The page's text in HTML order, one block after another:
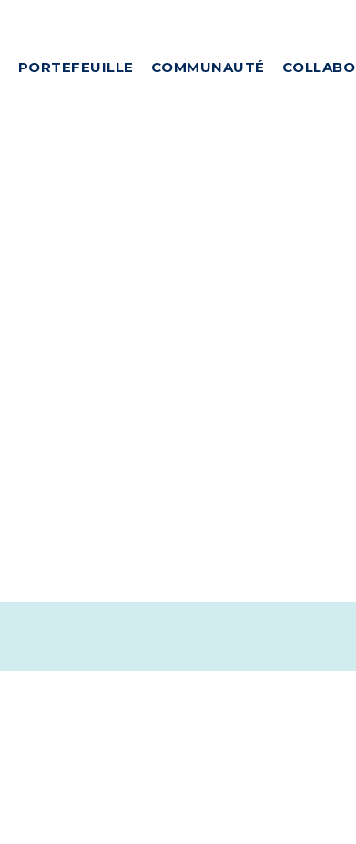
PORTEFEUILLE COMMUNAUTÉ